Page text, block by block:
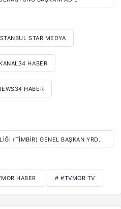
STAR MEDYA
HABER
HABER
(TİMBİR) GENEL BAŞKAN YRD.
HABER # #TVMOR TV